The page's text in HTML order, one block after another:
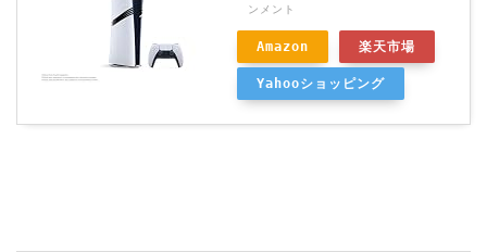
ンメント
Amazon 楽天市場
Yahooショッピング